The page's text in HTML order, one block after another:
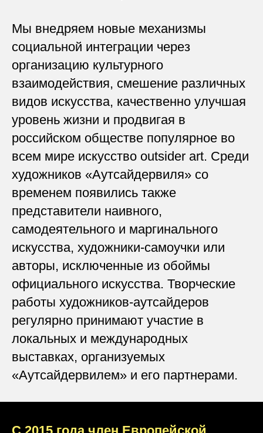
Мы внедряем новые механизмы
социальной интеграции через
организацию культурного
взаимодействия, смешение различных
видов искусства, качественно улучшая
уровень жизни и продвигая в
российском обществе популярное во
всем мире искусство outsider art. Среди
художников «Аутсайдервиля» со
временем появились также
представители наивного,
самодеятельного и маргинального
искусства, художники-самоучки или
авторы, исключенные из обоймы
официального искусства. Творческие
работы художников-аутсайдеров
регулярно принимают участие в
локальных и международных
выставках, организуемых
«Аутсайдервилем» и его партнерами.